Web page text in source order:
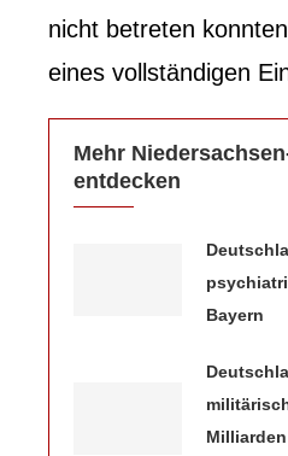
nicht betreten
eines vollständigen
Mehr
entdecken
Bayern